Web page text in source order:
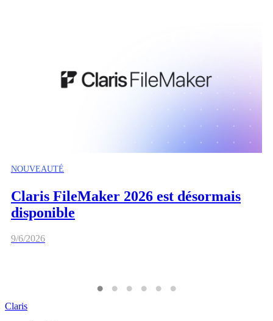
NOUVEAUTÉ
Claris FileMaker 2026 est désormais
disponible
9/6/2026
Claris